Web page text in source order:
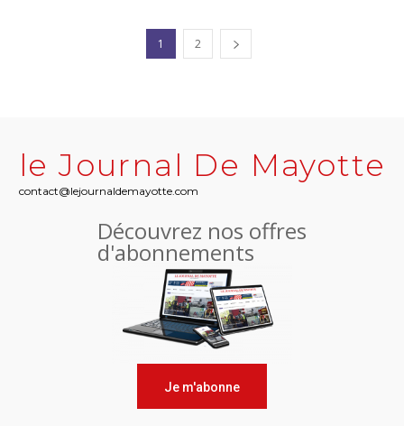
1 2
le Journal De Mayotte
contact@lejournaldemayotte.com
Découvrez nos offres
d'abonnements
Je m'abonne